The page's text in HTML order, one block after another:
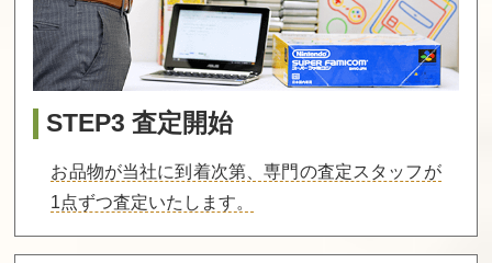
ソープパニック
8,000
おえかキッズ
アンパンマンの
ひらがなだいす
き
8,000
マドゥーラの翼
スペランカー2
グランドマスタ
STEP3 査定開始
お品物が当社に到着次第、専門の査定スタッフが
1点ずつ査定いたします。